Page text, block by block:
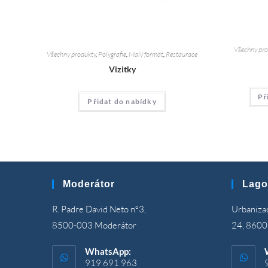
Všechny produkty, Polygrafie, Malý formát, Restaurace
Vizitky
Přidat do nabídky
Všechny
Moderátor
R. Padre David Neto nº3,
8500-003 Moderátor
WhatsApp:
919 691 963
24,